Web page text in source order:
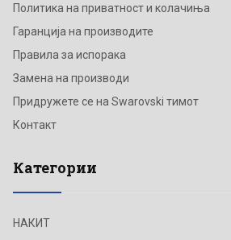
Политика на приватност и колачиња
Гаранција на производите
Правила за испорака
Замена на производи
Придружете се на Swarovski тимот
Контакт
Категории
НАКИТ